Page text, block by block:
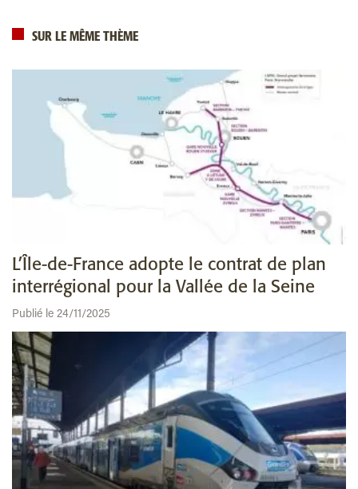
SUR LE MÊME THÈME
L’Île-de-France adopte le contrat de plan
interrégional pour la Vallée de la Seine
Publié le 24/11/2025